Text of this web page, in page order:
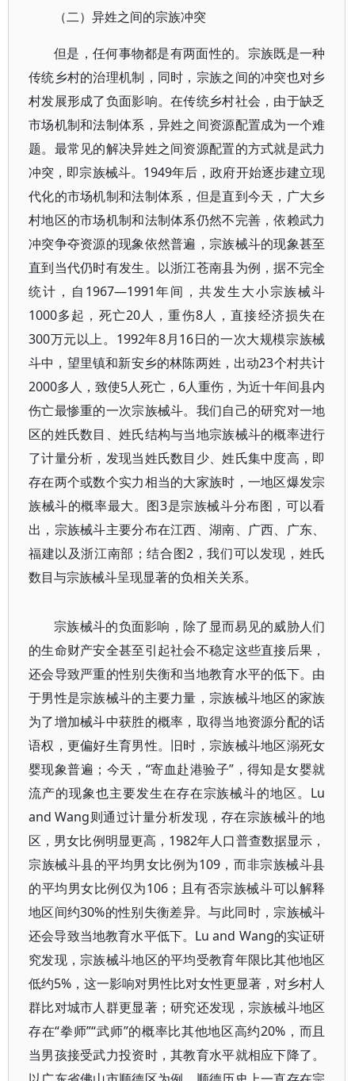
（二）异姓之间的宗族冲突
但是，任何事物都是有两面性的。宗族既是一种
传统乡村的治理机制，同时，宗族之间的冲突也对乡
村发展形成了负面影响。在传统乡村社会，由于缺乏
市场机制和法制体系，异姓之间资源配置成为一个难
题。最常见的解决异姓之间资源配置的方式就是武力
冲突，即宗族械斗。1949年后，政府开始逐步建立现
代化的市场机制和法制体系，但是直到今天，广大乡
村地区的市场机制和法制体系仍然不完善，依赖武力
冲突争夺资源的现象依然普遍，宗族械斗的现象甚至
直到当代仍时有发生。以浙江苍南县为例，据不完全
统计，自1967—1991年间，共发生大小宗族械斗
1000多起，死亡20人，重伤8人，直接经济损失在
300万元以上。1992年8月16日的一次大规模宗族械
斗中，望里镇和新安乡的林陈两姓，出动23个村共计
2000多人，致使5人死亡，6人重伤，为近十年间县内
伤亡最惨重的一次宗族械斗。我们自己的研究对一地
区的姓氏数目、姓氏结构与当地宗族械斗的概率进行
了计量分析，发现当姓氏数目少、姓氏集中度高，即
存在两个或数个实力相当的大家族时，一地区爆发宗
族械斗的概率最大。图3是宗族械斗分布图，可以看
出，宗族械斗主要分布在江西、湖南、广西、广东、
福建以及浙江南部；结合图2，我们可以发现，姓氏
数目与宗族械斗呈现显著的负相关关系。
宗族械斗的负面影响，除了显而易见的威胁人们
的生命财产安全甚至引起社会不稳定这些直接后果，
还会导致严重的性别失衡和当地教育水平的低下。由
于男性是宗族械斗的主要力量，宗族械斗地区的家族
为了增加械斗中获胜的概率，取得当地资源分配的话
语权，更偏好生育男性。旧时，宗族械斗地区溺死女
婴现象普遍；今天，“寄血赴港验子”，得知是女婴就
流产的现象也主要发生在存在宗族械斗的地区。Lu
and Wang则通过计量分析发现，存在宗族械斗的地
区，男女比例明显更高，1982年人口普查数据显示，
宗族械斗县的平均男女比例为109，而非宗族械斗县
的平均男女比例仅为106；且有否宗族械斗可以解释
地区间约30%的性别失衡差异。与此同时，宗族械斗
还会导致当地教育水平低下。Lu and Wang的实证研
究发现，宗族械斗地区的平均受教育年限比其他地区
低约5%，这一影响对男性比对女性更显著，对乡村人
群比对城市人群更显著；研究还发现，宗族械斗地区
存在“拳师”“武师”的概率比其他地区高约20%，而且
当男孩接受武力投资时，其教育水平就相应下降了。